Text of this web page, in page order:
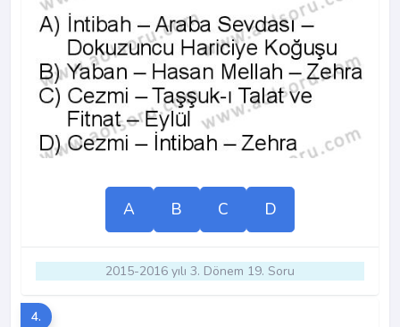
A B C D
2015-2016 yılı 3. Dönem 19. Soru
4.